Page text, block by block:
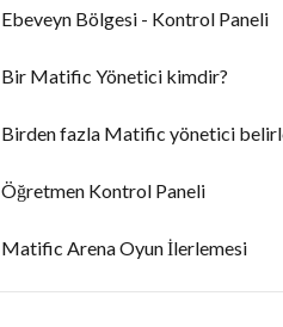
Ebeveyn Bölgesi - Kontrol Paneli
Bir Matific Yönetici kimdir?
Birden fazla Matific yönetici
Öğretmen Kontrol Paneli
Matific Arena Oyun İlerlemesi